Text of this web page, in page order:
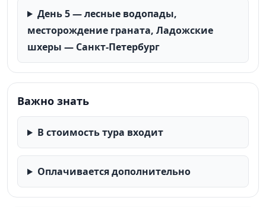
День 5 — лесные водопады,
месторождение граната, Ладожские
шхеры — Санкт-Петербург
Важно знать
В стоимость тура входит
Оплачивается дополнительно